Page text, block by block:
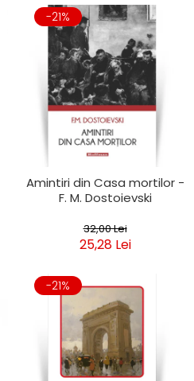
-21%
Amintiri din Casa mortilor -
F. M. Dostoievski
32,00 Lei
25,28 Lei
-21%